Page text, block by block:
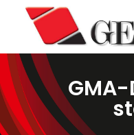
HOME
AZIENDA
GMA-